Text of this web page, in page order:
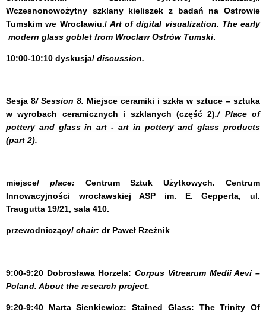
Wczesnonowożytny szklany kieliszek z badań na Ostrowie
Tumskim we Wrocławiu./ Art of digital visualization. The early
modern glass goblet from Wroclaw Ostrów Tumski.
10:00-10:10 dyskusja/ discussion.
Sesja 8/ Session 8. Miejsce ceramiki i szkła w sztuce – sztuka
w wyrobach ceramicznych i szklanych (część 2)./ Place of
pottery and glass in art - art in pottery and glass products
(part 2).
miejsce/ place: Centrum Sztuk Użytkowych. Centrum
Innowacyjności wrocławskiej ASP im. E. Gepperta, ul.
Traugutta 19/21, sala 410.
przewodniczący/ chair: dr Paweł Rzeźnik
9:00-9:20 Dobrosława Horzela:Corpus Vitrearum Medii Aevi –
Poland. About the research project.
9:20-9:40 Marta Sienkiewicz:
Stained Glass: The Trinity Of